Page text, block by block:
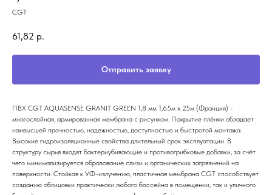
CGT
61,82 р.
Отправить заявку
ПВХ CGT AQUASENSE GRANIT GREEN 1,8 мм 1,65м х 25м (Франция) -
многослойная, армированная мембрана c рисунком. Покрытие плёнки обладает
наивысшей прочностью, надежностью, доступностью и быстротой монтажа.
Высокие гидроизоляционные свойства длительный срок эксплуатации. В
структуру сырья входят бактериубивающие и противогрибковые добавки, за счёт
чего минимализируется образование слизи и органических загрязнений на
поверхности. Стойкая к УФ-излучению, пластичная мембрана CGT способствует
созданию облицовки практически любого бассейна в помещении, так и уличного